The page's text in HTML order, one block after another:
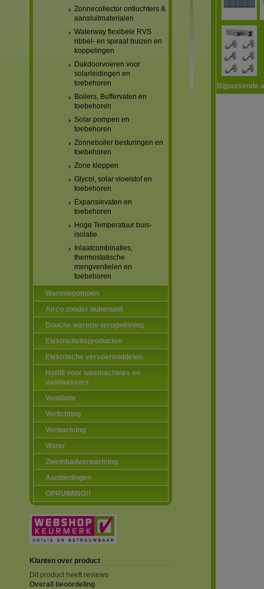
Zonnecollector ontluchters &
aansluitmaterialen
Waterway flexibele RVS
ribbel- en spiraal buizen en
koppelingen
Dakdoorvoeren voor
solarleidingen en
toebehoren
Boilers, Buffervaten en
toebehoren
Solar pompen en
toebehoren
Zonneboiler besturingen en
toebehoren
Zone kleppen
Glycol, solar vloeistof en
toebehoren
Expansievaten en
toebehoren
Hoge Temperatuur buis-
isolatie
Inlaatcombinaties,
thermostatische
mengventielen en
toebehoren
Warmtepompen
Airco zonder buitenunit
Douche warmte-terugwinning
Elektriciteitsproducten
Elektrische vervoermiddelen
Hotfill voor wasmachines en
vaatwassers
Ventilatie
Verlichting
Verwarming
Water
Zwembadverwarming
Aanbiedingen
OPRUIMING!!
Klanten over product
Dit product heeft reviews
Overall beoordeling
Bijpassende